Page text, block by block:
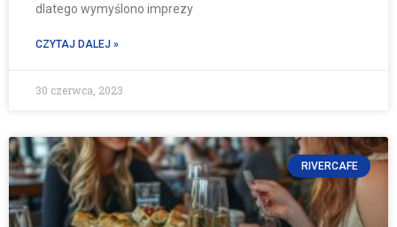
dlatego wymyślono imprezy
CZYTAJ DALEJ »
30 czerwca, 2023
RIVERCAFE